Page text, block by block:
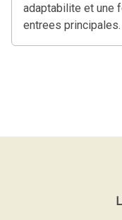
adaptabilite et une
entrees principales.